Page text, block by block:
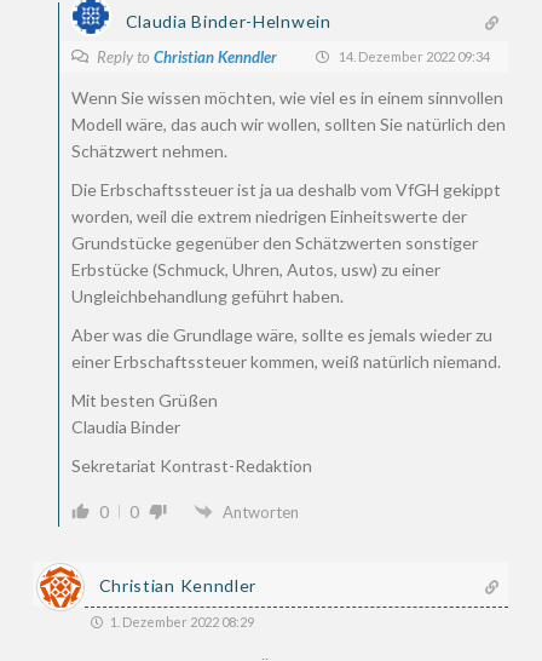
Claudia Binder-Helnwein
Reply to Christian Kenndler 14. Dezember 2022 09:34
Wenn Sie wissen möchten, wie viel es in einem sinnvollen
Modell wäre, das auch wir wollen, sollten Sie natürlich den
Schätzwert nehmen.
Die Erbschaftssteuer ist ja ua deshalb vom VfGH gekippt
worden, weil die extrem niedrigen Einheitswerte der
Grundstücke gegenüber den Schätzwerten sonstiger
Erbstücke (Schmuck, Uhren, Autos, usw) zu einer
Ungleichbehandlung geführt haben.
Aber was die Grundlage wäre, sollte es jemals wieder zu
einer Erbschaftssteuer kommen, weiß natürlich niemand.
Mit besten Grüßen
Claudia Binder
Sekretariat Kontrast-Redaktion
0 0 Antworten
Christian Kenndler
1. Dezember 2022 08:29